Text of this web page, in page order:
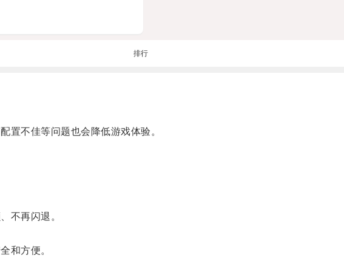
排行
不佳等问题也会降低游戏体验。
不再闪退。
和方便。